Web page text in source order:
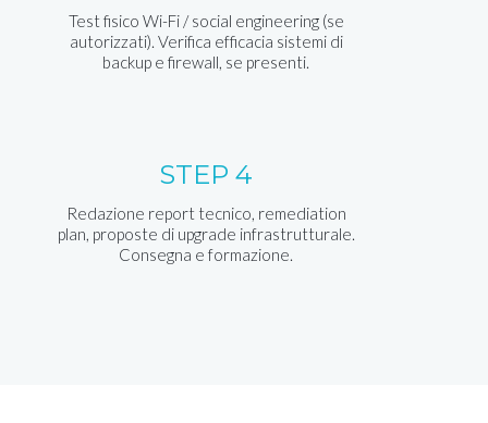
Test fisico Wi-Fi / social engineering (se
autorizzati). Verifica efficacia sistemi di
backup e firewall, se presenti.
STEP 4
Redazione report tecnico, remediation
plan, proposte di upgrade infrastrutturale.
Consegna e formazione.